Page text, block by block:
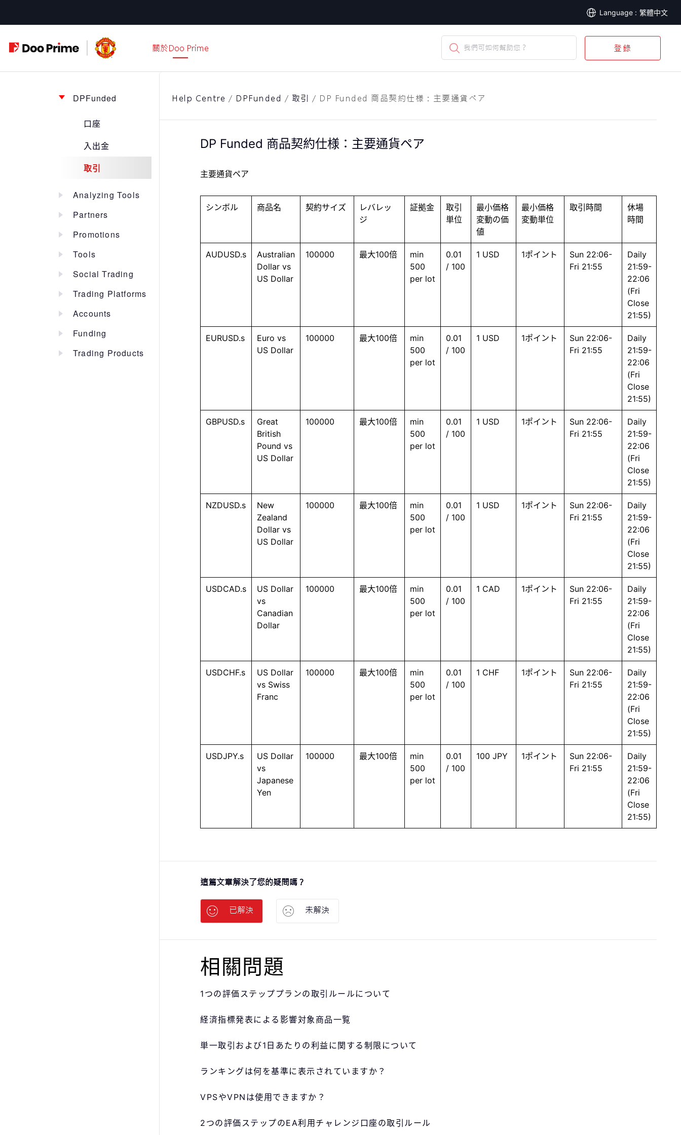
至
要
繁體中文
關於Doo Prime 我們可如何幫助您？ 登錄
DPFunded
口座
入出金
取引
Analyzing Tools
Partners
Promotions
Tools
Social Trading
Trading Platforms
Accounts
Funding
Trading Products
Help Centre / DPFunded / 取引 / DP Funded 商品契約仕様：主要通貨ペア
DP Funded 商品契約仕様：主要通貨ペア
主要通貨ペア
シンボル 商品名 契約サイズ
レバレッ
ジ
証拠金
取引
単位
最小価格
変動の価
値
最小価格
変動単位
取引時間
休場
時間
AUDUSD.s
Australian
Dollar vs
US Dollar
100000 最大100倍
min
500
per lot
0.01
/ 100
1 USD 1ポイント
Sun 22:06-
Fri 21:55
Daily
21:59-
22:06
(Fri
Close
21:55)
EURUSD.s
Euro vs
US Dollar
100000 最大100倍
min
500
per lot
0.01
/ 100
1 USD 1ポイント
Sun 22:06-
Fri 21:55
Daily
21:59-
22:06
(Fri
Close
21:55)
GBPUSD.s
Great
British
Pound vs
US Dollar
100000 最大100倍
min
500
per lot
0.01
/ 100
1 USD 1ポイント
Sun 22:06-
Fri 21:55
Daily
21:59-
22:06
(Fri
Close
21:55)
NZDUSD.s
New
Zealand
Dollar vs
US Dollar
100000 最大100倍
min
500
per lot
0.01
/ 100
1 USD 1ポイント
Sun 22:06-
Fri 21:55
Daily
21:59-
22:06
(Fri
Close
21:55)
USDCAD.s
US Dollar
vs
Canadian
Dollar
100000 最大100倍
min
500
per lot
0.01
/ 100
1 CAD 1ポイント
Sun 22:06-
Fri 21:55
Daily
21:59-
22:06
(Fri
Close
21:55)
USDCHF.s
US Dollar
vs Swiss
Franc
100000 最大100倍
min
500
per lot
0.01
/ 100
1 CHF 1ポイント
Sun 22:06-
Fri 21:55
Daily
21:59-
22:06
(Fri
Close
21:55)
USDJPY.s
US Dollar
vs
Japanese
Yen
100000 最大100倍
min
500
per lot
0.01
/ 100
100 JPY 1ポイント
Sun 22:06-
Fri 21:55
Daily
21:59-
22:06
(Fri
Close
21:55)
這篇文章解決了您的疑問嗎？
已解決 未解決
相關問題
1つの評価ステッププランの取引ルールについて
経済指標発表による影響対象商品一覧
単一取引および1日あたりの利益に関する制限について
ランキングは何を基準に表示されていますか？
VPSやVPNは使用できますか？
2つの評価ステップのEA利用チャレンジ口座の取引ルール